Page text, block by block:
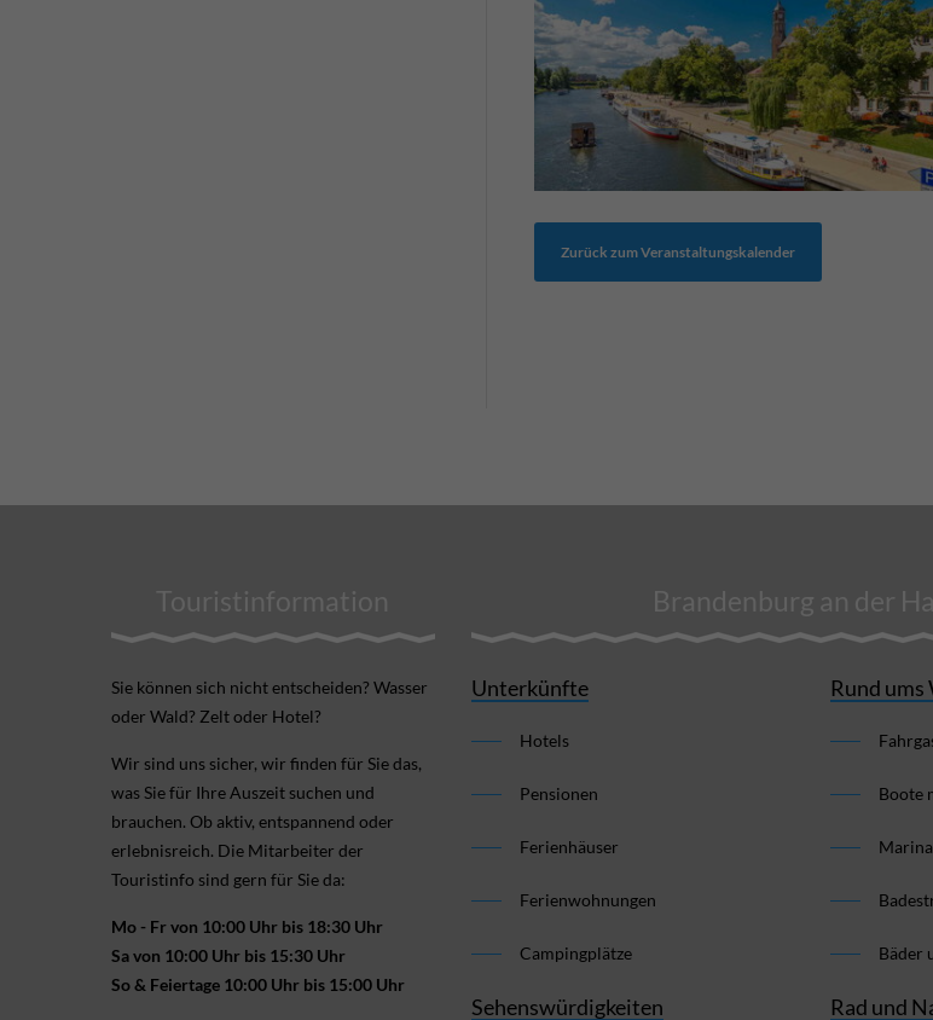
Zurück zum Veranstaltungskalender
Touristinformation
Sie können sich nicht ent­scheiden? Wasser
oder Wald? Zelt oder Hotel?
Wir sind uns sicher, wir finden für Sie das,
was Sie für Ihre Aus­zeit suchen und
brauchen. Ob aktiv, ent­spannend oder
erlebnis­reich. Die Mitarbeiter der
Touristinfo sind gern für Sie da:
Mo - Fr von 10:00 Uhr bis 18:30 Uhr
Sa von 10:00 Uhr bis 15:30 Uhr
So & Feiertage 10:00 Uhr bis 15:00 Uhr
Brandenburg an der
Unterkünfte
Hotels
Pensionen
Ferienhäuser
Ferienwohnungen
Campingplätze
Sehenswürdigkeiten
Rund ums
Boote
Bäder
Rad und